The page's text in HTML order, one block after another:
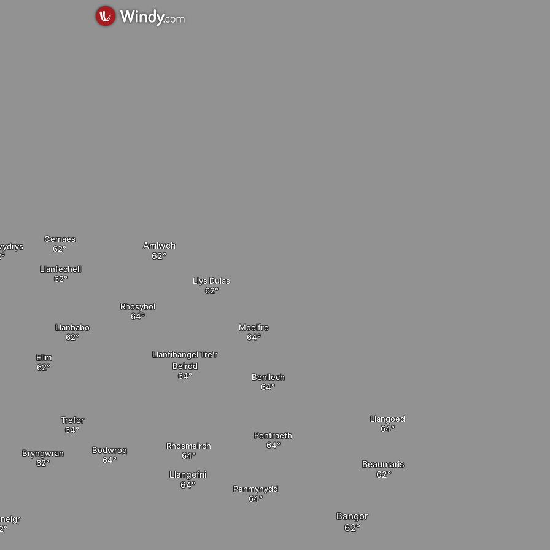
Cemaes
Llanbabo
Llanfechell
Elim
Bodwrog
Trefor
Bryngwran
Llangoed
Bangor
Beaumaris
Pentraeth
Penmynydd
Llangefni
Rhosmeirch
Benllech
Llys Dulas
Moelfre
Amlwch
Llanfihangel Tre'r
Beirdd
Rhosybol